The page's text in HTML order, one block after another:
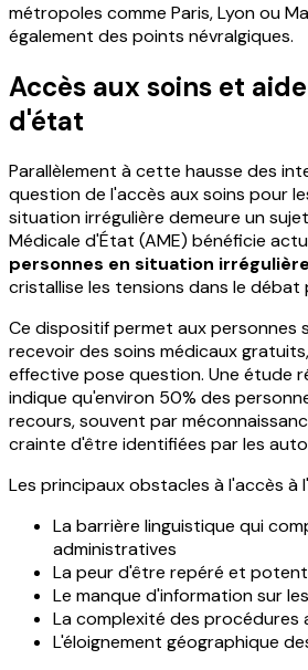
métropoles comme Paris, Lyon ou
également des points névralgiques.
Accès aux soins et
d'état
Parallèlement à cette hausse des
question de l'accès aux soins pour
situation irrégulière demeure un
Médicale d'État (AME) bénéficie
personnes en situation irrégulière
cristallise les tensions dans le débat
Ce dispositif permet aux personnes
recevoir des soins médicaux
effective pose question. Une étude
indique qu'environ 50% des
recours, souvent par
crainte d'être identifiées par les
Les principaux obstacles à l'accès à
La barrière linguistique qui
administratives
La peur d'être repéré et
Le manque d'information sur
La complexité des procédures
L'éloignement géographique